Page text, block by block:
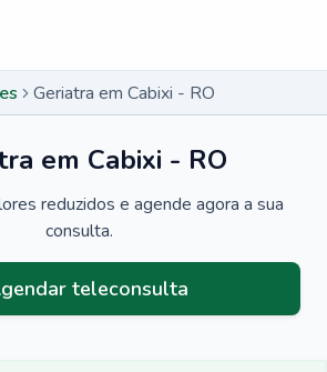
Geriatra em Cabixi - RO
em Cabixi - RO
reduzidos e agende agora a sua
consulta.
teleconsulta